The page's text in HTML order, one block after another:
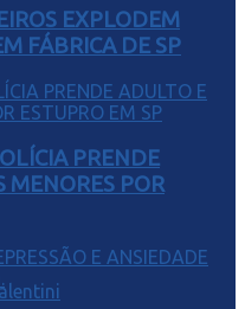
EXPLODEM
FÁBRICA DE SP
PRENDE
MENORES POR